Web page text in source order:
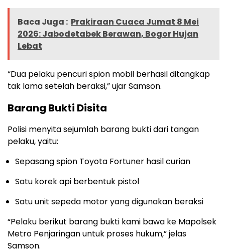
Baca Juga : Prakiraan Cuaca Jumat 8 Mei
2026: Jabodetabek Berawan, Bogor Hujan
Lebat
“Dua pelaku pencurispion mobil berhasilditangkap
tak lamasetelah beraksi,”ujarSamson.
Barang Bukti Disita
Polisi menyitasejumlah barang buktidari tangan
pelaku,yaitu:
Sepasangspion Toyota Fortuner hasilcurian
Satu korekapi berbentuk pistol
Satu unit sepeda motor yangdigunakan beraksi
“Pelaku berikut barang bukti kami bawa ke Mapolsek
Metro Penjaringanuntuk proses hukum,”jelas
Samson.